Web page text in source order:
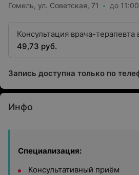
Гомель, ул. Советская, 71 до 11:00
Консультация врача-
квалификационной категории
49,73 руб.
Запись доступна только по
Инфо
Специализация:
Консультативный приём